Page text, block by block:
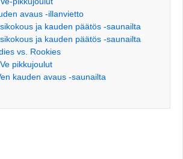
avaus -illanvietto
ja kauden päätös -saunailta
ja kauden päätös -saunailta
vs. Rookies
pikkujoulut
kauden avaus -saunailta